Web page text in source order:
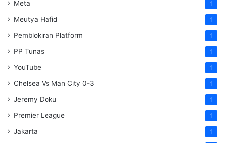
Meta 1
Meutya Hafid 1
Pemblokiran Platform 1
PP Tunas 1
YouTube 1
Chelsea Vs Man City 0-3 1
Jeremy Doku 1
Premier League 1
Jakarta 1